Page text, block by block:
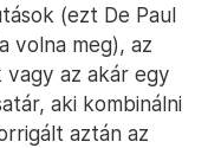
(ezt De Paul
volna meg), az
vagy az akár egy
aki kombinálni
aztán az